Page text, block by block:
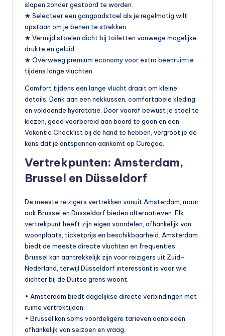
slapen zonder gestoord te worden.
★ Selecteer een gangpadstoel als je regelmatig wilt
opstaan om je benen te strekken.
★ Vermijd stoelen dicht bij toiletten vanwege mogelijke
drukte en geluid.
★ Overweeg premium economy voor extra beenruimte
tijdens lange vluchten.
Comfort tijdens een lange vlucht draait om kleine
details. Denk aan een nekkussen, comfortabele kleding
en voldoende hydratatie. Door vooraf bewust je stoel te
kiezen, goed voorbereid aan boord te gaan en een
Vakantie Checklistbij de hand te hebben, vergroot je de
kans dat je ontspannen aankomt op Curaçao.
Vertrekpunten: Amsterdam,
Brussel en Düsseldorf
De meeste reizigers vertrekken vanuit Amsterdam, maar
ook Brussel en Düsseldorf bieden alternatieven. Elk
vertrekpunt heeft zijn eigen voordelen, afhankelijk van
woonplaats, ticketprijs en beschikbaarheid. Amsterdam
biedt de meeste directe vluchten en frequenties.
Brussel kan aantrekkelijk zijn voor reizigers uit Zuid-
Nederland, terwijl Düsseldorf interessant is voor wie
dichter bij de Duitse grens woont.
• Amsterdam biedt dagelijkse directe verbindingen met
ruime vertrektijden.
• Brussel kan soms voordeligere tarieven aanbieden,
afhankelijk van seizoen en vraag.